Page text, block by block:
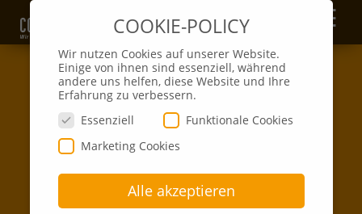
☰
COOKIE-POLICY
Wir nutzen Cookies auf unserer Website.
Einige von ihnen sind essenziell, während
andere uns helfen, diese Website und Ihre
Erfahrung zu verbessern.
Essenziell
Funktionale Cookies
Marketing Cookies
Alle akzeptieren